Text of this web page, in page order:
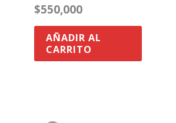
$550,000
AÑADIR AL
CARRITO